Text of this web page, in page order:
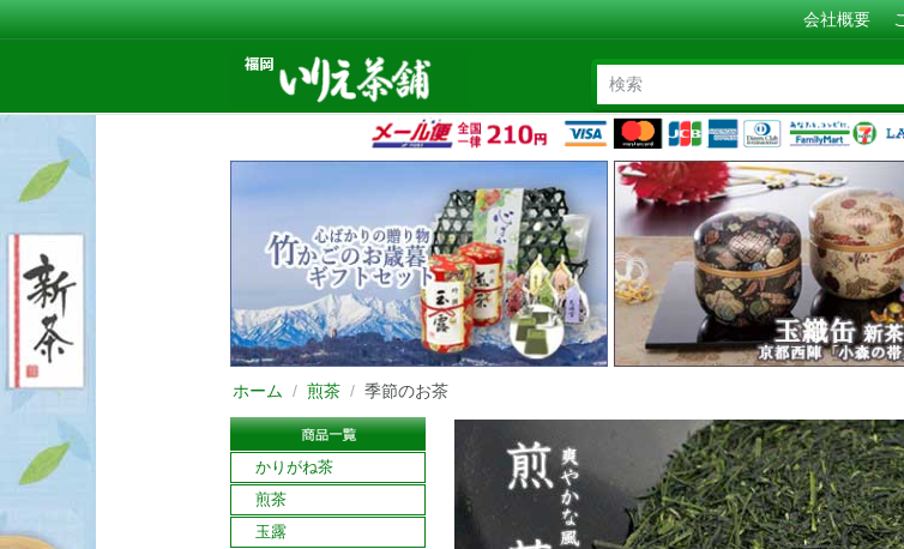
会社概要
ホーム / 煎茶 / 季節のお茶
かりがね茶
煎茶
玉露